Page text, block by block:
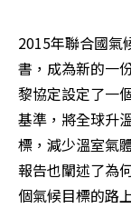
2015年聯合國氣
書，成為新的一
黎協定設定了一
基準，將全球升
標，減少溫室氣
報告也闡述了為
個氣候目標的路